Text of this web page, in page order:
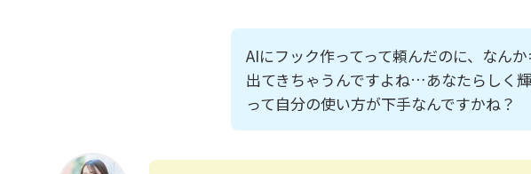
AIにフック作ってって頼んだのに、なん
出てきちゃうんですよね…あなたらしく
って自分の使い方が下手なんですかね？